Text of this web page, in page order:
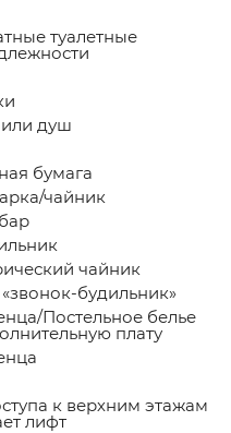
туалетные
душ
бумага
чайник
чайник
«звонок-будильник»
Постельное белье
плату
к верхним этажам
лифт